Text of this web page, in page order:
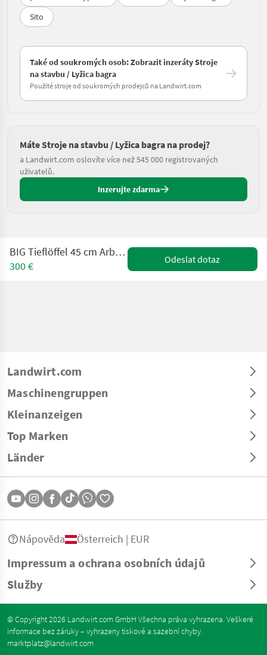
Sito
Také od soukromých osob: Zobrazit inzeráty Stroje
na stavbu / Lyžica bagra
Použité stroje od soukromých prodejců na Landwirt.com
Máte Stroje na stavbu / Lyžica bagra na prodej?
a Landwirt.com oslovíte více než 545 000 registrovaných
uživatelů.
Inzerujte zdarma
BIG Tieflöffel 45 cm Arbeitsbreite mit Arden Aufnahm
300 €
Odeslat dotaz
Landwirt.com
Maschinengruppen
Kleinanzeigen
Top Marken
Länder
Impressum a ochrana osobních údajů
Služby
Nápověda Österreich | EUR
© Copyright 2026 Landwirt.com GmbH Všechna práva vyhrazena. Veškeré
informace bez záruky – vyhrazeny tiskové a sazební chyby.
marktplatz@landwirt.com